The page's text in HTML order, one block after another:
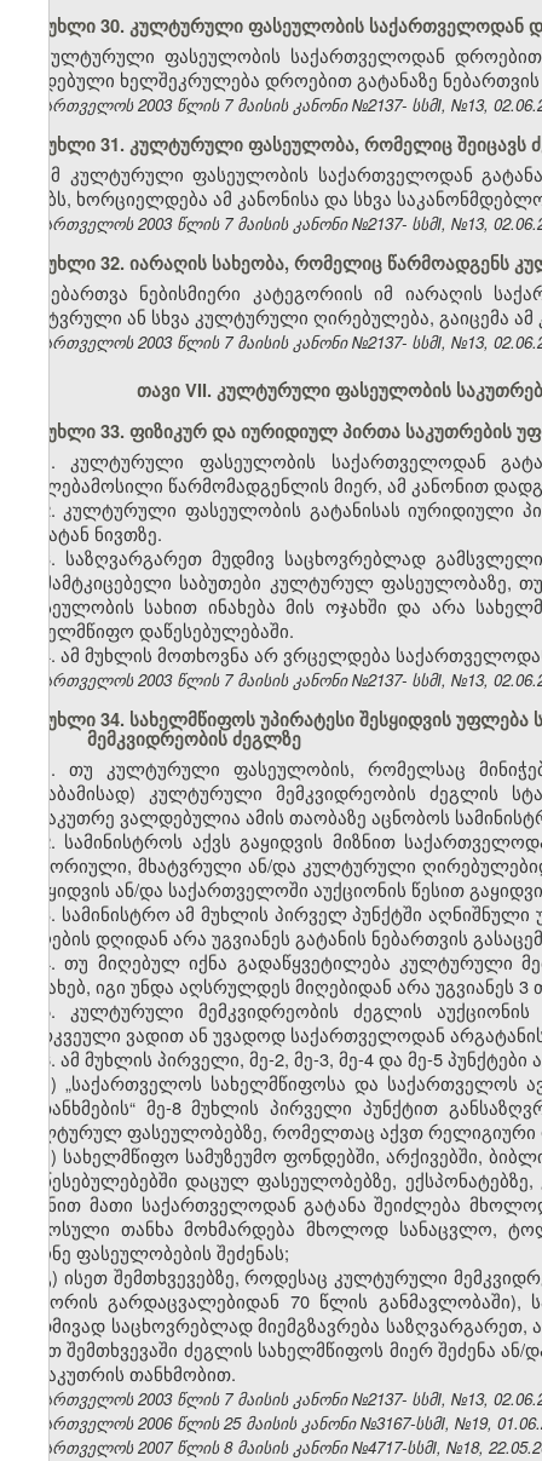
მუხლი 30. კულტურული ფასეულობის საქართველოდან
კულტურული ფასეულობის საქართველოდან დროებით
დადებული ხელშეკრულება დროებით გატანაზე
საქართველოს 2003 წლის 7 მაისის კანონი №2137- სსმI, №13,
მუხლი 31. კულტურული ფასეულობა, რომელიც შეიცავს
იმ კულტურული ფასეულობის საქართველოდან
ქვებს, ხორციელდება ამ კანონისა და სხვა
საქართველოს 2003 წლის 7 მაისის კანონი №2137- სსმI, №13,
მუხლი 32. იარაღის სახეობა, რომელიც წარმოადგენს
ნებართვა ნებისმიერი კატეგორიის იმ იარაღის
მხატვრული ან სხვა კულტურული ღირებულება, გაიცემა
საქართველოს 2003 წლის 7 მაისის კანონი №2137- სსმI, №13,
თავი VII. კულტურული ფასეულობის
მუხლი 33. ფიზიკურ და იურიდიულ პირთა საკუთრების
1. კულტურული ფასეულობის საქართველოდან
უფლებამოსილი წარმომადგენლის მიერ, ამ კანონით
2. კულტურული ფასეულობის გატანისას იურიდიული
გასატან ნივთზე.
3. საზღვარგარეთ მუდმივ საცხოვრებლად
დამამტკიცებელი საბუთები კულტურულ ფასეულობაზე,
ფასეულობის სახით ინახება მის ოჯახში და არა
სახელმწიფო დაწესებულებაში.
4. ამ მუხლის მოთხოვნა არ ვრცელდება
საქართველოს 2003 წლის 7 მაისის კანონი №2137- სსმI, №13,
მუხლი 34. სახელმწიფოს უპირატესი შესყიდვის
მემკვიდრეობის ძეგლზე
1. თუ კულტურული ფასეულობის, რომელსაც
შესაბამისად) კულტურული მემკვიდრეობის ძეგლის
მესაკუთრე ვალდებულია ამის თაობაზე აცნობოს
2. სამინისტროს აქვს გაყიდვის მიზნით
ისტორიული, მხატვრული ან/და კულტურული
შესყიდვის ან/და საქართველოში აუქციონის წესით
3. სამინისტრო ამ მუხლის პირველ პუნქტში
მიღების დღიდან არა უგვიანეს გატანის ნებართვის
4. თუ მიღებულ იქნა გადაწყვეტილება კულტურული
შესახებ, იგი უნდა აღსრულდეს მიღებიდან არა უგვიანეს 3
5. კულტურული მემკვიდრეობის ძეგლის
გარკვეული ვადით ან უვადოდ საქართველოდან
6. ამ მუხლის პირველი, მე-2, მე-3, მე-4 და მე-5
ა) „საქართველოს სახელმწიფოსა და
შეთანხმების“ მე-8 მუხლის პირველი პუნქტით
კულტურულ ფასეულობებზე, რომელთაც აქვთ
ბ) სახელმწიფო სამუზეუმო ფონდებში, არქივებში,
დაწესებულებებში დაცულ ფასეულობებზე,
მიზნით მათი საქართველოდან გატანა შეიძლება
შემოსული თანხა მოხმარდება მხოლოდ სანაცვლო,
მქონე ფასეულობების შეძენას;
გ) ისეთ შემთხვევებზე, როდესაც კულტურული
ავტორის გარდაცვალებიდან 70 წლის
მუდმივად საცხოვრებლად მიემგზავრება
ასეთ შემთხვევაში ძეგლის სახელმწიფოს მიერ შეძენა
მესაკუთრის თანხმობით.
საქართველოს 2003 წლის 7 მაისის კანონი №2137- სსმI, №13,
საქართველოს 2006 წლის 25 მაისის კანონი №3167-სსმI, №19,
საქართველოს 2007 წლის 8 მაისის კანონი №4717-სსმI, №18,